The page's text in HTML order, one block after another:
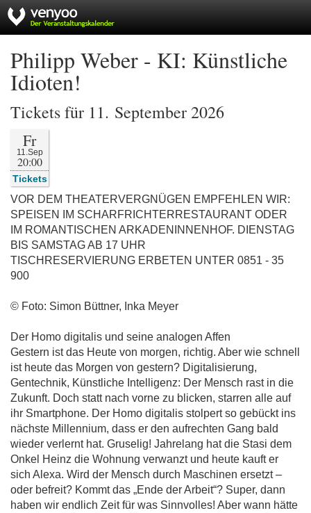
Philipp Weber - KI: Künstliche
Idioten!
Tickets für 11. September 2026
Fr
11.Sep
20:00
Tickets
VOR DEM THEATERVERGNÜGEN EMPFEHLEN WIR:
SPEISEN IM SCHARFRICHTERRESTAURANT ODER
IM ROMANTISCHEN ARKADENINNENHOF. DIENSTAG
BIS SAMSTAG AB 17 UHR
TISCHRESERVIERUNG ERBETEN UNTER 0851 - 35
900
© Foto: Simon Büttner, Inka Meyer
Der Homo digitalis und seine analogen Affen
Gestern ist das Heute von morgen, richtig. Aber wie schnell
ist heute das Morgen von gestern? Digitalisierung,
Gentechnik, Künstliche Intelligenz: Der Mensch rast in die
Zukunft. Doch statt nach vorne zu blicken, starren alle auf
ihr Smartphone. Der Homo digitalis stolpert so gebückt ins
nächste Millennium, dass er den aufrechten Gang bald
wieder verlernt hat. Gruselig! Jahrelang hat die Stasi dem
Onkel Heinz die Wohnung verwanzt und heute kauft er
sich Alexa. Wird der Mensch durch Maschinen ersetzt –
oder befreit? Kommt das „Ende der Arbeit“? Super, dann
haben wir endlich Zeit für was Sinnvolles! Aber wann hätte